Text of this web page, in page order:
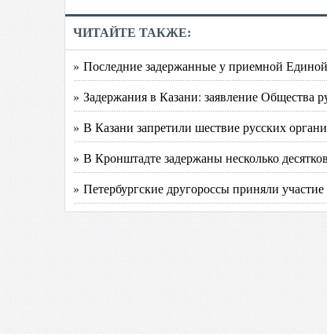
ЧИТАЙТЕ ТАКЖЕ:
» Последние задержанные у приемной
» Задержания в Казани: заявление Общества
» В Казани запретили шествие русских
» В Кронштадте задержаны несколько
» Петербургские другороссы приняли